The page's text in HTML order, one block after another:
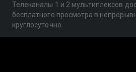
Телеканалы 1 и 2 мультиплексов
бесплатного просмотра в
круглосуточно.